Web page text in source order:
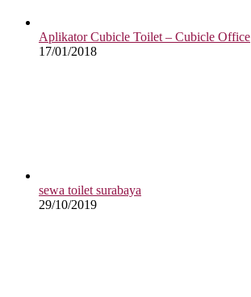
Aplikator Cubicle Toilet – Cubicle Office
17/01/2018
sewa toilet surabaya
29/10/2019